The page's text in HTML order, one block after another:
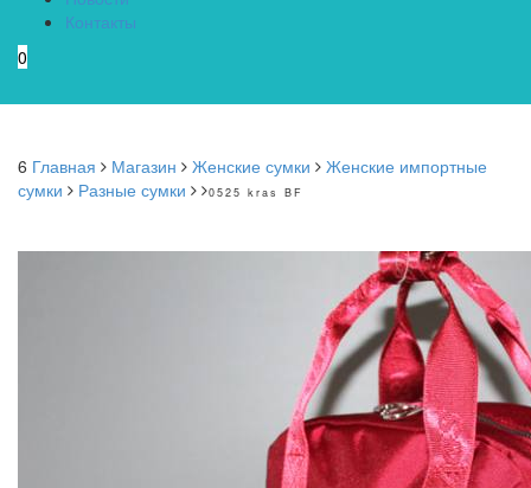
Контакты
0
6 Главная Магазин Женские сумки
Женские импортные
сумки
Разные сумки 0525 kras BF